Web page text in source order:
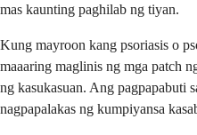
mas kaunting paghilab ng tiyan.
Kung mayroon kang psoriasis o
maaaring maglinis ng mga patch
ng kasukasuan. Ang pagpapabuti
nagpapalakas ng kumpiyansa